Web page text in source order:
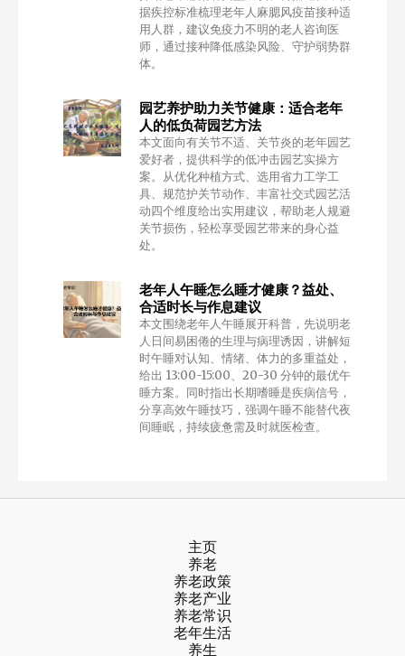
据疾控标准梳理老年人麻腮风疫苗接种适
用人群，建议免疫力不明的老人咨询医
师，通过接种降低感染风险、守护弱势群
体。
园艺养护助力关节健康：适合老年
人的低负荷园艺方法
本文面向有关节不适、关节炎的老年园艺
爱好者，提供科学的低冲击园艺实操方
案。从优化种植方式、选用省力工学工
具、规范护关节动作、丰富社交式园艺活
动四个维度给出实用建议，帮助老人规避
关节损伤，轻松享受园艺带来的身心益
处。
老年人午睡怎么睡才健康？益处、
合适时长与作息建议
本文围绕老年人午睡展开科普，先说明老
人日间易困倦的生理与病理诱因，讲解短
时午睡对认知、情绪、体力的多重益处，
给出 13:00-15:00、20-30 分钟的最优午
睡方案。同时指出长期嗜睡是疾病信号，
分享高效午睡技巧，强调午睡不能替代夜
间睡眠，持续疲惫需及时就医检查。
主页
养老
养老政策
养老产业
养老常识
老年生活
养生